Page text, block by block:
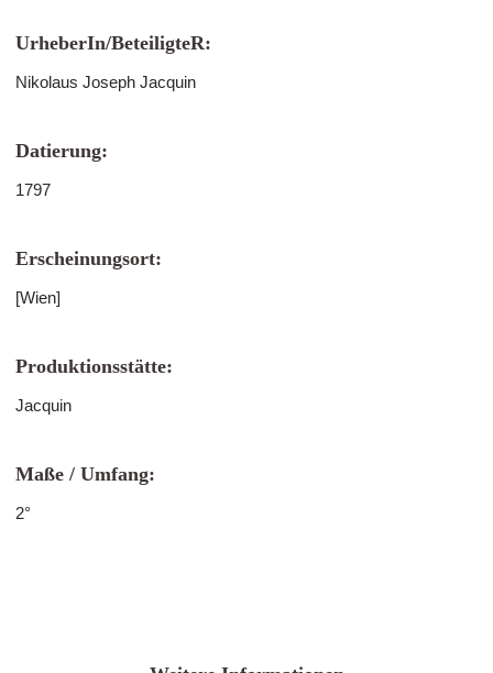
UrheberIn/BeteiligteR:
Nikolaus Joseph Jacquin
Datierung:
1797
Erscheinungsort:
[Wien]
Produktionsstätte:
Jacquin
Maße / Umfang:
2°